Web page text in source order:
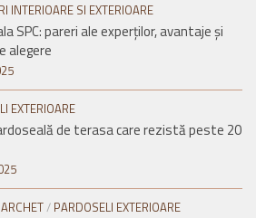
INTERIOARE SI EXTERIOARE
SPC: pareri ale experților, avantaje și
alegere
EXTERIOARE
de terasa care rezistă peste 20
/ PARDOSELI EXTERIOARE